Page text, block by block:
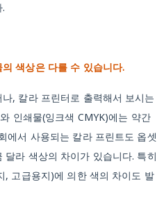
색상은 다를 수 있습니다.
, 칼라 프린터로 출력해서 보시는
인쇄물(잉크색 CMYK)에는 약간
에서 사용되는 칼라 프린트도 옵셋
달라 색상의 차이가 있습니다. 특히
, 고급용지)에 의한 색의 차이도 발